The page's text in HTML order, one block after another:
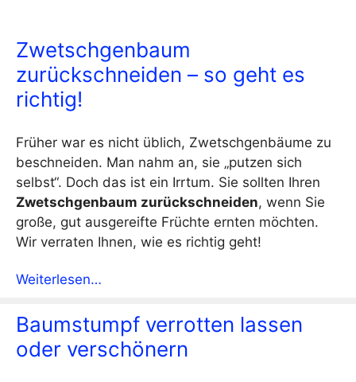
Zwetschgenbaum
zurückschneiden – so geht es
richtig!
Früher war es nicht üblich, Zwetschgenbäume zu
beschneiden. Man nahm an, sie „putzen sich
selbst“. Doch das ist ein Irrtum. Sie sollten Ihren
Zwetschgenbaum zurückschneiden, wenn Sie
große, gut ausgereifte Früchte ernten möchten.
Wir verraten Ihnen, wie es richtig geht!
Weiterlesen…
Baumstumpf verrotten lassen
oder verschönern